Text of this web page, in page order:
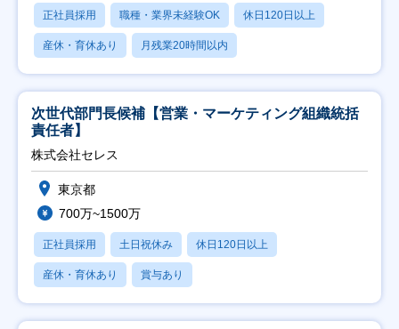
正社員採用 職種・業界未経験OK 休日120日以上
産休・育休あり 月残業20時間以内
次世代部門長候補【営業・マーケティング組織統括
責任者】
株式会社セレス
東京都
700万~1500万
正社員採用 土日祝休み 休日120日以上
産休・育休あり 賞与あり